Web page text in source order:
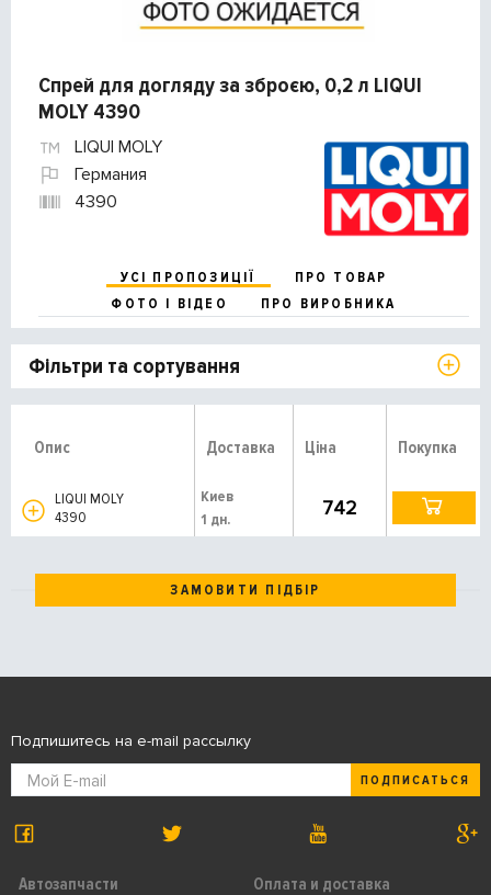
Спрей для догляду за зброєю, 0,2 л LIQUI
MOLY 4390
LIQUI MOLY
Германия
4390
УСІ ПРОПОЗИЦІЇ
ПРО ТОВАР
ФОТО І ВІДЕО
ПРО ВИРОБНИКА
Фільтри та сортування
Опис Доставка Ціна Покупка
LIQUI MOLY
4390
Киев
1 дн.
742
ЗАМОВИТИ ПІДБІР
Автозапчасти Оплата и доставка
Подпишитесь на e-mail рассылку
ПОДПИСАТЬСЯ